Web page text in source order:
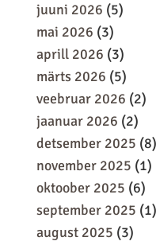
juuni 2026 (5)
mai 2026 (3)
aprill 2026 (3)
märts 2026 (5)
veebruar 2026 (2)
jaanuar 2026 (2)
detsember 2025 (8)
november 2025 (1)
oktoober 2025 (6)
september 2025 (1)
august 2025 (3)